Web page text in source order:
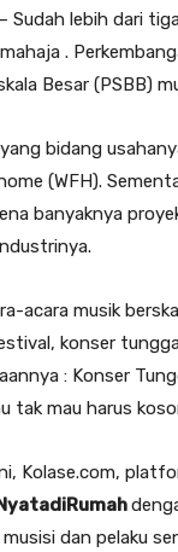
– Sudah lebih dari
.
Besar (PSBB)
bidang
(WFH).
banyaknya
acara musik
konser
: Konser
tak mau harus
Kolase.com,
dan pelaku